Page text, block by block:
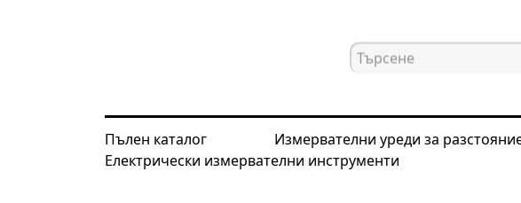
Пълен каталог Измервателни уреди за
Електрически измервателни инструменти
Начална страница Каталог Измервателни уреди